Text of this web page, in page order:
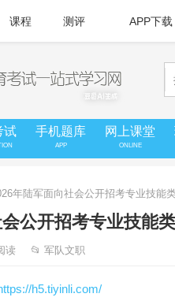
课程 测评 APP下载
试 手机题库
APP
网上课堂
ONLINE
年陆军面向社会公开招考专业技能
公开招考专业技能
读 📂 军队文职
h5.tiyinli.com/